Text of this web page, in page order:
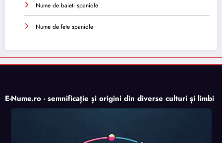
Nume de baieti spaniole
Nume de fete spaniole
E-Nume.ro - semnificație și origini din diverse culturi și limbi